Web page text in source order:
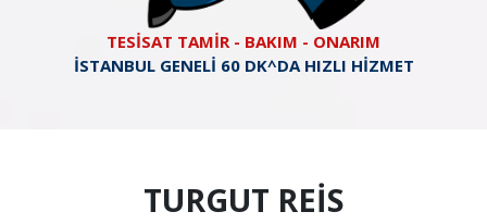
TESİSAT TAMİR - BAKIM - ONARIM
İSTANBUL GENELİ 60 DK^DA HIZLI HİZMET
TURGUT REİS